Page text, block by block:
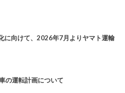
に向けて、2026年7月よりヤマト運輸
の運転計画について